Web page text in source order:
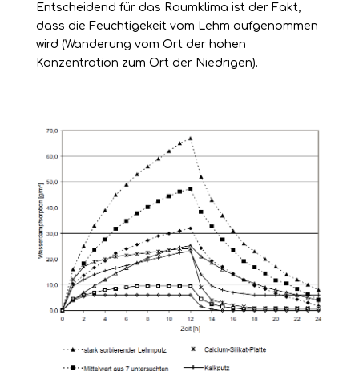
Entscheidend für das Raumklima ist der Fakt,
dass die Feuchtigekeit vom Lehm aufgenommen
wird (Wanderung vom Ort der hohen
Konzentration zum Ort der Niedrigen).